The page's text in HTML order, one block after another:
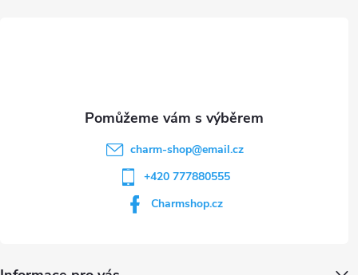
charm-shop@email.cz
+420 777880555
Charmshop.cz